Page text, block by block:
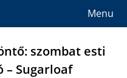
Menu
szombat esti
– Sugarloaf